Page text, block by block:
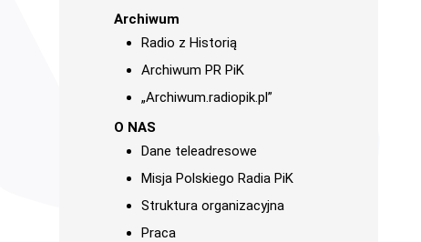
Archiwum
Radio z Historią
Archiwum PR PiK
„Archiwum.radiopik.pl”
O NAS
Dane teleadresowe
Misja Polskiego Radia PiK
Struktura organizacyjna
Praca